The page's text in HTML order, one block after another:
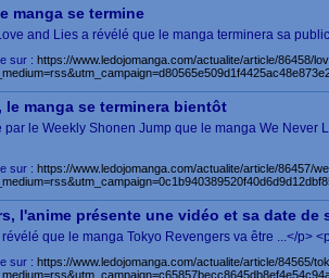
manga se termine
and Lies a révélé que le manga terminera sa
sur : https://www.ledojomanga.com/actualite/article/86458/
le manga se terminera bientôt
par le Weekly Shonen Jump que le manga We
sur : https://www.ledojomanga.com/actualite/article/86457/
l'anime présente une vidéo et sa date de
que le manga Tokyo Revengers va être ...</p>
sur : https://www.ledojomanga.com/actualite/article/84565/